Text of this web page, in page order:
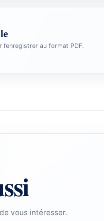
au format PDF.
vous intéresser.